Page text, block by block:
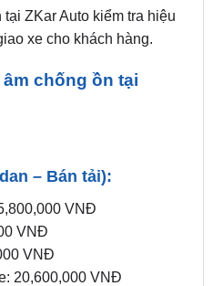
ZKar Auto kiểm tra hiệu
xe cho khách hàng.
chống ồn tại
– Bán tải):
VNĐ
VNĐ
VNĐ
20,600,000 VNĐ